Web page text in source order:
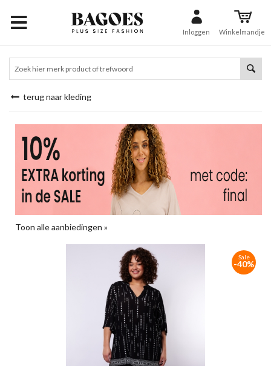
Inloggen Winkelmandje
terug naar kleding
Toon alle aanbiedingen »
Sale
-40%